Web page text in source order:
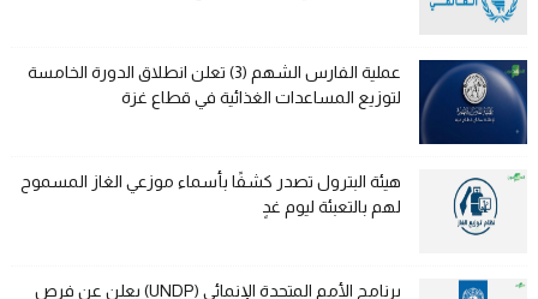
عملية الفارس الشهم (3) تعلن انطلاق الدورة الخامسة
لتوزيع المساعدات الغذائية في قطاع غزة
هيئة البترول تصدر كشفًا بأسماء موزعي الغاز المسموح
لهم بالتعبئة ليوم غدٍ
برنامج الأمم المتحدة الإنمائي (UNDP) يعلن عن فرص